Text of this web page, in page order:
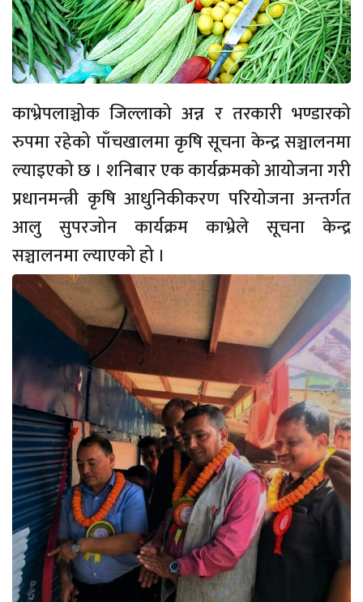
काभ्रेपलाञ्चोक जिल्लाको अन्न र तरकारी भण्डारको
रुपमा रहेको पाँचखालमा कृषि सूचना केन्द्र सञ्चालनमा
ल्याइएको छ । शनिबार एक कार्यक्रमको आयोजना गरी
प्रधानमन्त्री कृषि आधुनिकीकरण परियोजना अन्तर्गत
आलु सुपरजोन कार्यक्रम काभ्रेले सूचना केन्द्र
सञ्चालनमा ल्याएको हो ।